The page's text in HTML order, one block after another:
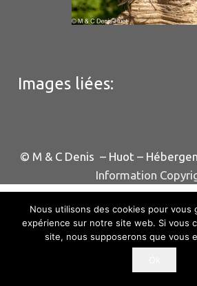
Images liées:
© M & C Denis – Huot –
Information
Nous utilisons des cookies pour vous
expérience sur notre site web. Si vous
site, nous supposerons que vous